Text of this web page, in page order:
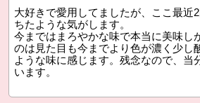
大好きで愛用してましたが、ここ最近
ちたような気がします。
今まではまろやかな味で本当に美味し
のは見た目も今までより色が濃く少し
ような味に感じます。残念なので、当
います。